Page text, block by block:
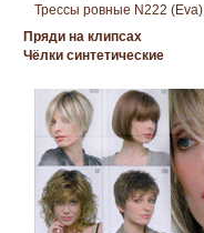
Трессы ровные N222 (Eva)
Пряди на клипсах
Чёлки синтетические